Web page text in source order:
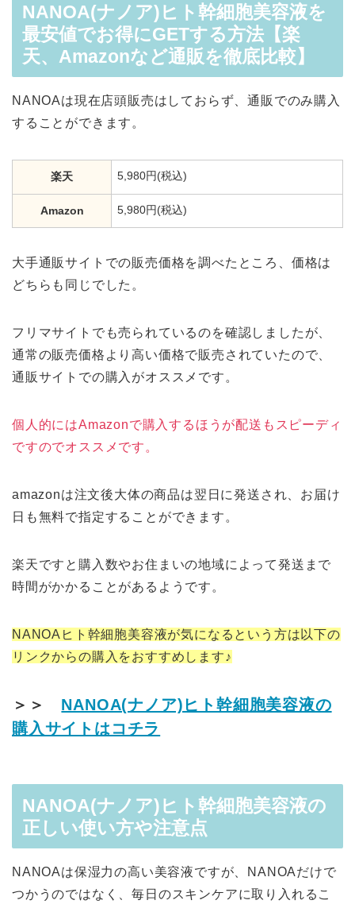
NANOA(ナノア)ヒト幹細胞美容液を
最安値でお得にGETする方法【楽
天、Amazonなど通販を徹底比較】
NANOAは現在店頭販売はしておらず、通販でのみ購入
することができます。
楽天 5,980円(税込)
Amazon 5,980円(税込)
大手通販サイトでの販売価格を調べたところ、価格は
どちらも同じでした。
フリマサイトでも売られているのを確認しましたが、
通常の販売価格より高い価格で販売されていたので、
通販サイトでの購入がオススメです。
個人的にはAmazonで購入するほうが配送もスピーディ
ですのでオススメです。
amazonは注文後大体の商品は翌日に発送され、お届け
日も無料で指定することができます。
楽天ですと購入数やお住まいの地域によって発送まで
時間がかかることがあるようです。
NANOAヒト幹細胞美容液が気になるという方は以下の
リンクからの購入をおすすめします♪
＞＞ NANOA(ナノア)ヒト幹細胞美容液の
購入サイトはコチラ
NANOA(ナノア)ヒト幹細胞美容液の
正しい使い方や注意点
NANOAは保湿力の高い美容液ですが、NANOAだけで
つかうのではなく、毎日のスキンケアに取り入れるこ